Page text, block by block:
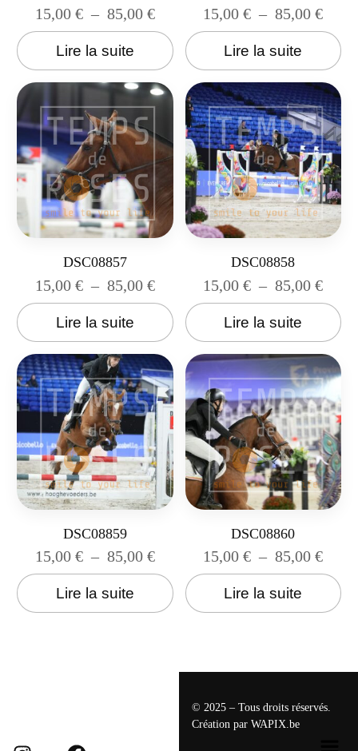
15,00 € – 85,00 €
Lire la suite
15,00€ – 85,00€
Lire la suite
DSC08857
15,00 € – 85,00 €
Lire la suite
DSC08858
15,00€ – 85,00€
Lire la suite
DSC08859
15,00 € – 85,00 €
Lire la suite
DSC08860
15,00€ – 85,00€
Lire la suite
© 2025 – Tous droits réservés.
Création par WAPIX.be